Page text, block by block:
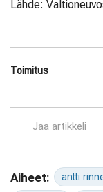
Lähde:
Toimitus
Jaa artikkeli
Aiheet: antti